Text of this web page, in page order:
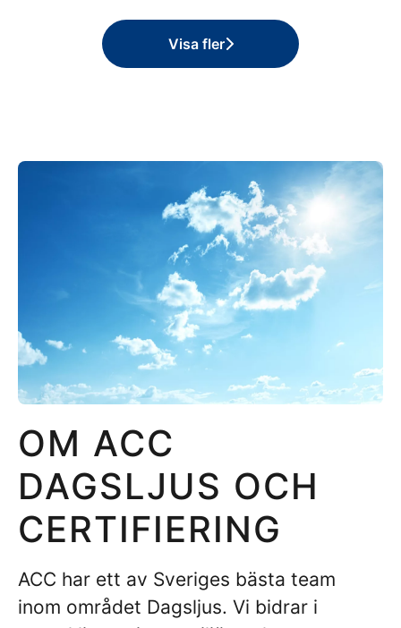
Visa fler
OM ACC
DAGSLJUS OCH
CERTIFIERING
ACC har ett av Sveriges bästa team
inom området Dagsljus. Vi bidrar i